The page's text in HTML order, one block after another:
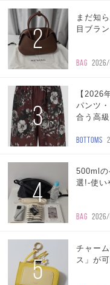
2
まだ知
目ブラ
BAG
3
【2026
パンツ
合う高
BOTTOMS
4
500mlの
選!-使い
BAG
5
チャー
ス」が